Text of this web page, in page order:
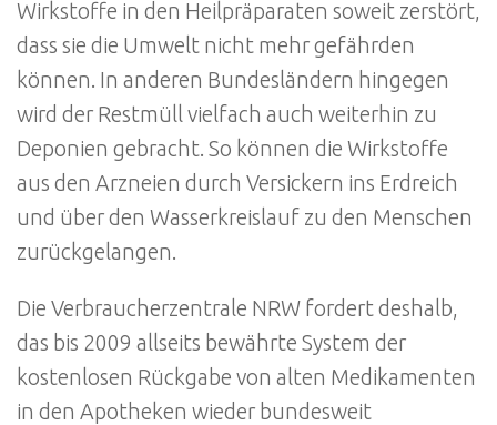
Wirkstoffe in den Heilpräparaten soweit zerstört,
dass sie die Umwelt nicht mehr gefährden
können. In anderen Bundesländern hingegen
wird der Restmüll vielfach auch weiterhin zu
Deponien gebracht. So können die Wirkstoffe
aus den Arzneien durch Versickern ins Erdreich
und über den Wasserkreislauf zu den Menschen
zurückgelangen.
Die Verbraucherzentrale NRW fordert deshalb,
das bis 2009 allseits bewährte System der
kostenlosen Rückgabe von alten Medikamenten
in den Apotheken wieder bundesweit